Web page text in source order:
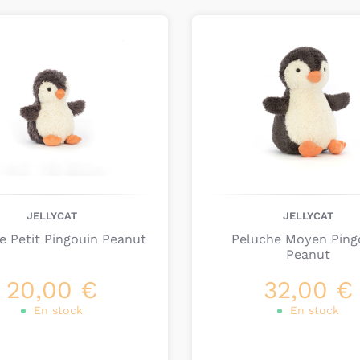
collection
de découvrir des
encore le caractère
JELLYCAT
Petit Pingouin Peanut
20,00 €
En stock
JELLYCAT
Peluche Moyen
Peanut
32,00 €
En stock